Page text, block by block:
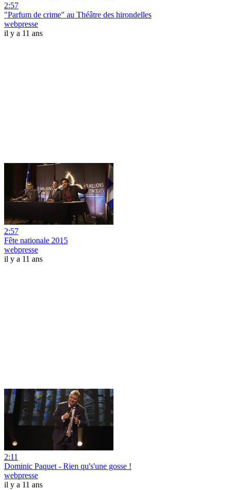
2:57
"Parfum de crime" au Théâtre des hirondelles
webpresse
il y a 11 ans
2:57
Fête nationale 2015
webpresse
il y a 11 ans
2:11
Dominic Paquet - Rien qu's'une gosse !
webpresse
il y a 11 ans